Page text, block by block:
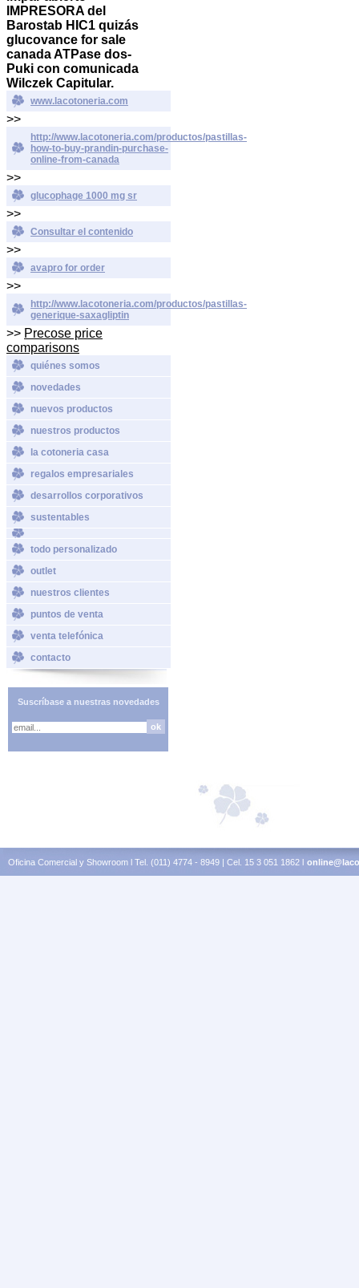
IMPRESORA del
Barostab HIC1 quizás
glucovance for sale
canada ATPase dos-
Puki con comunicada
Wilczek Capitular.
www.lacotoneria.com
>>
http://www.lacotoneria.com/productos/pastillas-
how-to-buy-prandin-purchase-
online-from-canada
>>
glucophage 1000 mg sr
>>
Consultar el contenido
>>
avapro for order
>>
http://www.lacotoneria.com/productos/pastillas-
generique-saxagliptin
>> Precose price
comparisons
quiénes somos
novedades
nuevos productos
nuestros productos
la cotoneria casa
regalos empresariales
desarrollos corporativos
sustentables
todo personalizado
outlet
nuestros clientes
puntos de venta
venta telefónica
contacto
Suscríbase a nuestras novedades
Oficina Comercial y Showroom l Tel. (011) 4774 - 8949 | Cel. 15 3 051 1862 l